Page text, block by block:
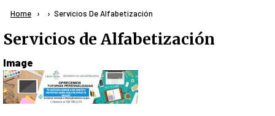
Breadcrumb
Home Current:
Servicios De Alfabetización
Servicios de Alfabetización
Image